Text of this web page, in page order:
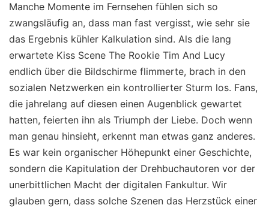
Manche Momente im Fernsehen fühlen sich so
zwangsläufig an, dass man fast vergisst, wie sehr sie
das Ergebnis kühler Kalkulation sind. Als die lang
erwartete Kiss Scene The Rookie Tim And Lucy
endlich über die Bildschirme flimmerte, brach in den
sozialen Netzwerken ein kontrollierter Sturm los. Fans,
die jahrelang auf diesen einen Augenblick gewartet
hatten, feierten ihn als Triumph der Liebe. Doch wenn
man genau hinsieht, erkennt man etwas ganz anderes.
Es war kein organischer Höhepunkt einer Geschichte,
sondern die Kapitulation der Drehbuchautoren vor der
unerbittlichen Macht der digitalen Fankultur. Wir
glauben gern, dass solche Szenen das Herzstück einer